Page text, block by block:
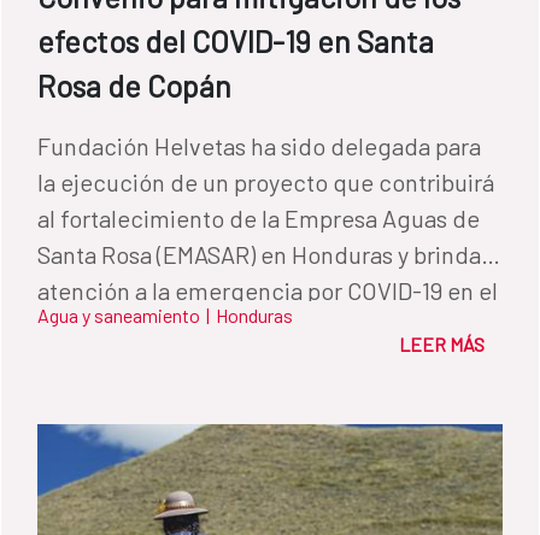
efectos del COVID-19 en Santa
Rosa de Copán
Fundación Helvetas ha sido delegada para
la ejecución de un proyecto que contribuirá
al fortalecimiento de la Empresa Aguas de
Santa Rosa (EMASAR) en Honduras y brindará
atención a la emergencia por COVID-19 en el
municipio.
Agua y saneamiento | Honduras
LEER MÁS